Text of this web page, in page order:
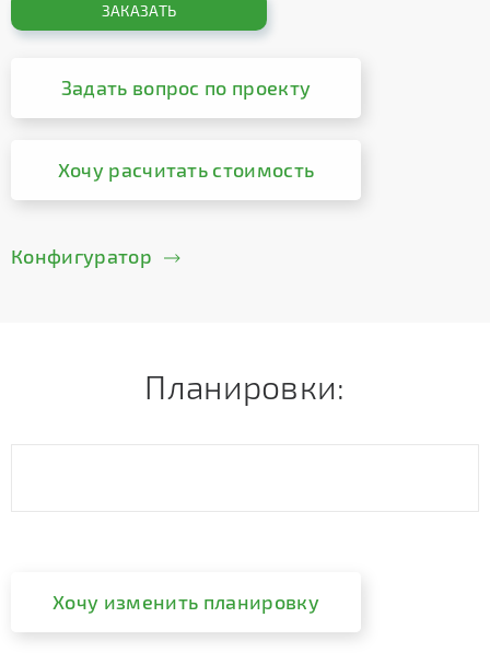
ЗАКАЗАТЬ
Задать вопрос по проекту
Хочу расчитать стоимость
Конфигуратор
Планировки:
Хочу изменить планировку